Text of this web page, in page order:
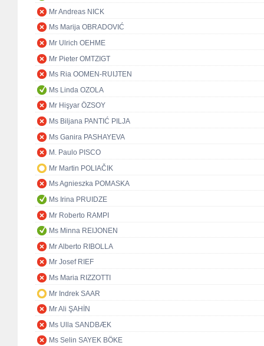
Mr Andreas NICK
Ms Marija OBRADOVIĆ
Mr Ulrich OEHME
Mr Pieter OMTZIGT
Ms Ria OOMEN-RUIJTEN
Ms Linda OZOLA
Mr Hişyar ÖZSOY
Ms Biljana PANTIĆ PILJA
Ms Ganira PASHAYEVA
M. Paulo PISCO
Mr Martin POLIAČIK
Ms Agnieszka POMASKA
Ms Irina PRUIDZE
Mr Roberto RAMPI
Ms Minna REIJONEN
Mr Alberto RIBOLLA
Mr Josef RIEF
Ms Maria RIZZOTTI
Mr Indrek SAAR
Mr Ali ŞAHİN
Ms Ulla SANDBÆK
Ms Selin SAYEK BÖKE